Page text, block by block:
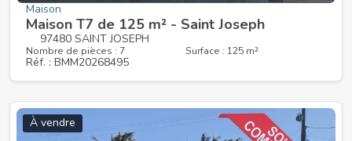
Maison
Maison T7 de 125 m² - Saint Joseph
97480 SAINT JOSEPH
Nombre de pièces : 7 Surface : 125 m²
Réf. : BMM20268495
À vendre